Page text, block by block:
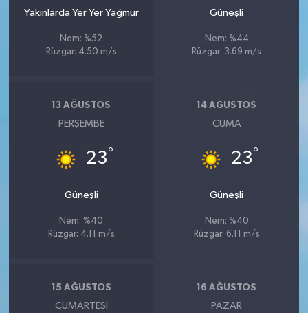
Yakınlarda Yer Yer Yağmur
Nem: %52
Rüzgar: 4.50 m/s
Güneşli
Nem: %44
Rüzgar: 3.69 m/s
13 AĞUSTOS
PERŞEMBE
23°
Güneşli
Nem: %40
Rüzgar: 4.11 m/s
14 AĞUSTOS
CUMA
23°
Güneşli
Nem: %40
Rüzgar: 6.11 m/s
15 AĞUSTOS
CUMARTESI
16 AĞUSTOS
PAZAR